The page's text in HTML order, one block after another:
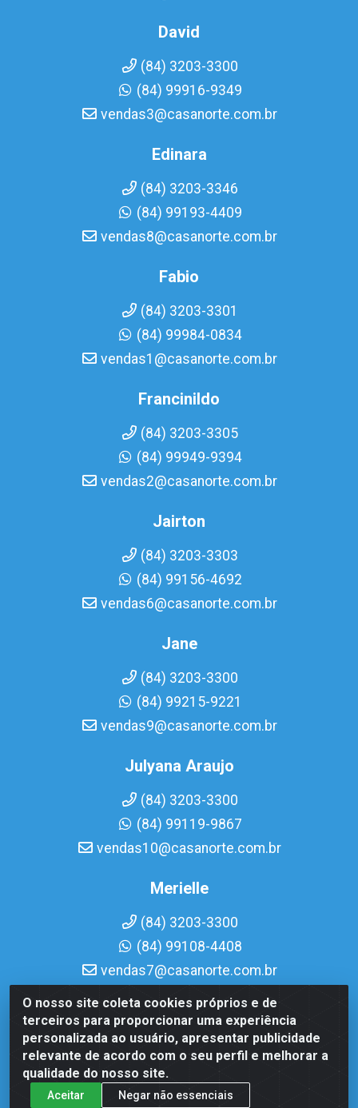
O nosso site coleta cookies próprios e de
terceiros para proporcionar uma experiência
personalizada ao usuário, apresentar publicidade
relevante de acordo com o seu perfil e melhorar a
qualidade do nosso site.
Aceitar Negar não essenciais
David
(84) 3203-3300
(84) 99916-9349
vendas3@casanorte.com.br
Edinara
(84) 3203-3346
(84) 99193-4409
vendas8@casanorte.com.br
Fabio
(84) 3203-3301
(84) 99984-0834
vendas1@casanorte.com.br
Francinildo
(84) 3203-3305
(84) 99949-9394
vendas2@casanorte.com.br
Jairton
(84) 3203-3303
(84) 99156-4692
vendas6@casanorte.com.br
Jane
(84) 3203-3300
(84) 99215-9221
vendas9@casanorte.com.br
Julyana Araujo
(84) 3203-3300
(84) 99119-9867
vendas10@casanorte.com.br
Merielle
(84) 3203-3300
(84) 99108-4408
vendas7@casanorte.com.br
Casa Norte LTDA - Av. Interventor Mário Câmara, 1815 - Dix-
Sept Rosado, Natal/RN - CEP 59054-600 - CNPJ
08.713.513/0001-51